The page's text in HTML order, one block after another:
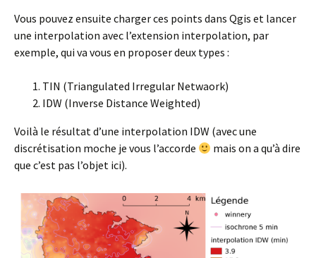
Vous pouvez ensuite charger ces points dans Qgis et lancer
une interpolation avec l’extension interpolation, par
exemple, qui va vous en proposer deux types :
TIN (Triangulated Irregular Netwaork)
IDW (Inverse Distance Weighted)
Voilà le résultat d’une interpolation IDW (avec une
discrétisation moche je vous l’accorde
mais on a qu’à dire
que c’est pas l’objet ici).